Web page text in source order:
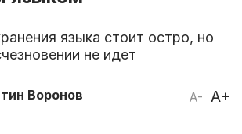
языка стоит остро, но
не идет
A- A+
Воронов